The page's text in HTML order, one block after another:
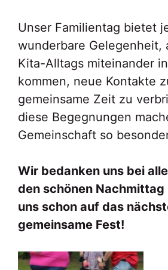
Unser Familientag bietet
wunderbare Gelegenheit,
Kita-Alltags miteinander
kommen, neue Kontakte
gemeinsame Zeit zu
diese Begegnungen
Gemeinschaft so
Wir bedanken uns bei
den schönen Nachmittag
uns schon auf das
gemeinsame Fest!